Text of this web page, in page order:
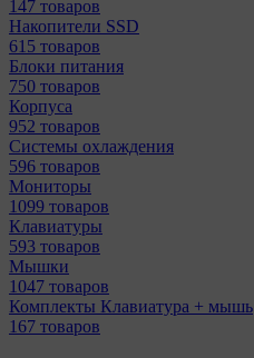
147 товаров
Накопители SSD
615 товаров
Блоки питания
750 товаров
Корпуса
952 товаров
Системы охлаждения
596 товаров
Мониторы
1099 товаров
Клавиатуры
593 товаров
Мышки
1047 товаров
Комплекты Клавиатура + мышь
167 товаров